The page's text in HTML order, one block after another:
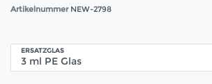
Artikelnummer NEW-2798
ERSATZGLAS